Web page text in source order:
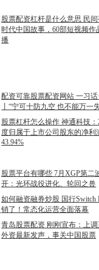
股票配资杠杆是什么意思 民
时代中国故事，60部短视频作
播
配资可靠股票配资网站 一习话
丨“宁可十防九空 也不能万一
股票杠杆怎么操作 神通科技：
度归属于上市公司股东的净利
43.94%
股票平台有哪些 7月XGP第二
开：光环战役进化、轮回之兽
如何融资融券炒股 国行Switch
销了！常态化运营全面落幕
青岛股票配资 刚刚宣布：上调
外资最新发声，事关中国股票